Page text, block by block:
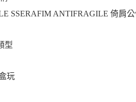
SSERAFIM ANTIFRAGILE 倚肩
型
玩